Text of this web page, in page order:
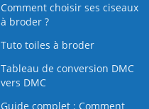
Comment choisir ses ciseaux
à broder ?
Tuto toiles à broder
Tableau de conversion DMC
vers DMC
Guide complet : Comment